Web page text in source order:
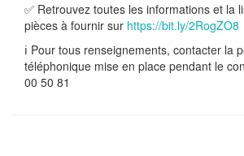
✅ Retrouvez toutes les informations et la
pièces à fournir sur https://bit.ly/2RogZO8
ℹ️ Pour tous renseignements, contacter la
téléphonique mise en place pendant le
00 50 81